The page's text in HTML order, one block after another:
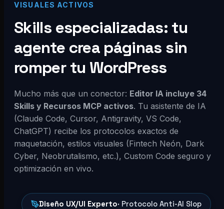
VISUALES ACTIVOS
Skills especializadas: tu
agente crea páginas sin
romper tu WordPress
Mucho más que un conector: Editor IA incluye 34
Skills y Recursos MCP activos. Tu asistente de IA
(Claude Code, Cursor, Antigravity, VS Code,
ChatGPT) recibe los protocolos exactos de
maquetación, estilos visuales (Fintech Neón, Dark
Cyber, Neobrutalismo, etc.), Custom Code seguro y
optimización en vivo.
Diseño UX/UI Experto· Protocolo Anti-AI Slop